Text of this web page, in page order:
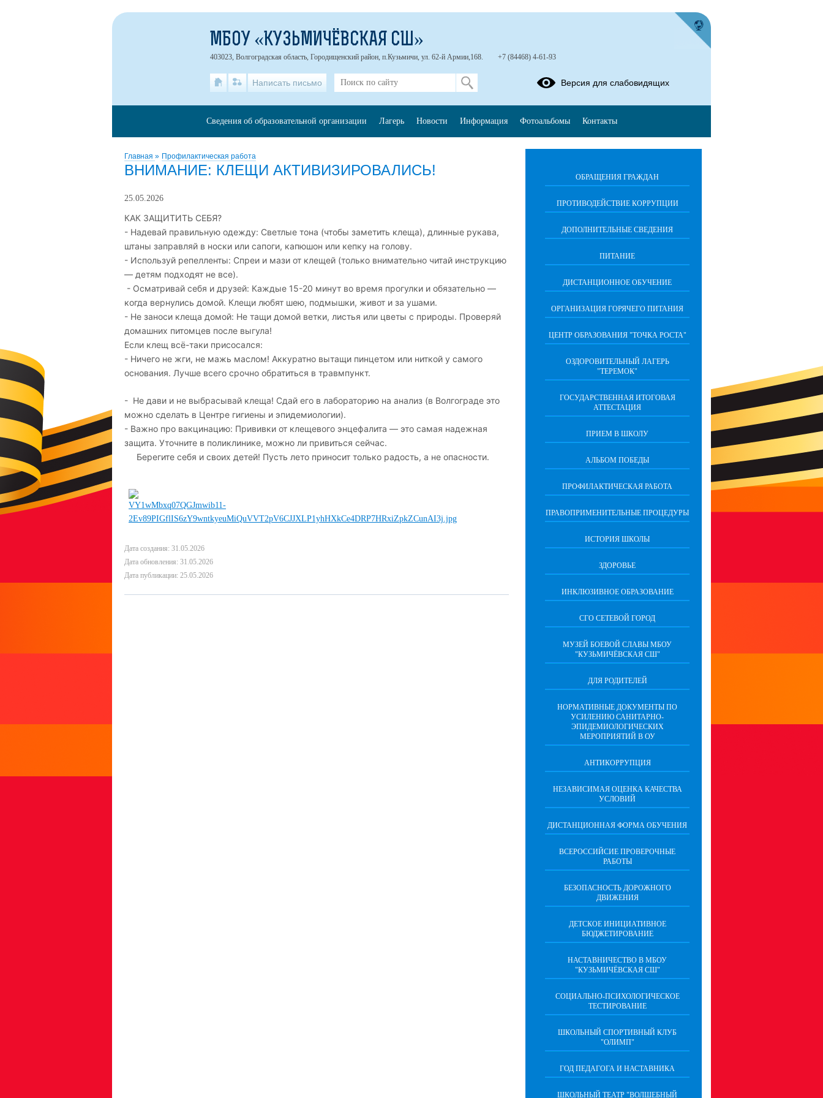
Главная » Профилактическая работа
ВНИМАНИЕ: КЛЕЩИ АКТИВИЗИРОВАЛИСЬ!
25.05.2026
КАК ЗАЩИТИТЬ СЕБЯ?
- Надевай правильную одежду: Светлые тона (чтобы заметить клеща), длинные рукава,
штаны заправляй в носки или сапоги, капюшон или кепку на голову.
- Используй репелленты: Спреи и мази от клещей (только внимательно читай инструкцию
— детям подходят не все).
- Осматривай себя и друзей: Каждые 15-20 минут во время прогулки и обязательно —
когда вернулись домой. Клещи любят шею, подмышки, живот и за ушами.
- Не заноси клеща домой: Не тащи домой ветки, листья или цветы с природы. Проверяй
домашних питомцев после выгула!
Если клещ всё-таки присосался:
- Ничего не жги, не мажь маслом! Аккуратно вытащи пинцетом или ниткой у самого
основания. Лучше всего срочно обратиться в травмпункт.
- Не дави и не выбрасывай клеща! Сдай его в лабораторию на анализ (в Волгограде это
можно сделать в Центре гигиены и эпидемиологии).
- Важно про вакцинацию: Прививки от клещевого энцефалита — это самая надежная
защита. Уточните в поликлинике, можно ли привиться сейчас.
Берегите себя и своих детей! Пусть лето приносит только радость, а не опасности.
Дата создания: 31.05.2026
Дата обновления: 31.05.2026
Дата публикации: 25.05.2026
ОБРАЩЕНИЯ ГРАЖДАН
ПРОТИВОДЕЙСТВИЕ КОРРУПЦИИ
ДОПОЛНИТЕЛЬНЫЕ СВЕДЕНИЯ
ПИТАНИЕ
ДИСТАНЦИОННОЕ ОБУЧЕНИЕ
ОРГАНИЗАЦИЯ ГОРЯЧЕГО ПИТАНИЯ
ЦЕНТР ОБРАЗОВАНИЯ "ТОЧКА РОСТА"
ОЗДОРОВИТЕЛЬНЫЙ ЛАГЕРЬ
"ТЕРЕМОК"
ГОСУДАРСТВЕННАЯ ИТОГОВАЯ
АТТЕСТАЦИЯ
ПРИЕМ В ШКОЛУ
АЛЬБОМ ПОБЕДЫ
ПРОФИЛАКТИЧЕСКАЯ РАБОТА
ПРАВОПРИМЕНИТЕЛЬНЫЕ ПРОЦЕДУРЫ
ИСТОРИЯ ШКОЛЫ
ЗДОРОВЬЕ
ИНКЛЮЗИВНОЕ ОБРАЗОВАНИЕ
СГО СЕТЕВОЙ ГОРОД
МУЗЕЙ БОЕВОЙ СЛАВЫ МБОУ
"КУЗЬМИЧЁВСКАЯ СШ"
ДЛЯ РОДИТЕЛЕЙ
НОРМАТИВНЫЕ ДОКУМЕНТЫ ПО
УСИЛЕНИЮ САНИТАРНО-
ЭПИДЕМИОЛОГИЧЕСКИХ
МЕРОПРИЯТИЙ В ОУ
АНТИКОРРУПЦИЯ
НЕЗАВИСИМАЯ ОЦЕНКА КАЧЕСТВА
УСЛОВИЙ
ДИСТАНЦИОННАЯ ФОРМА ОБУЧЕНИЯ
ВСЕРОССИЙСИЕ ПРОВЕРОЧНЫЕ
РАБОТЫ
БЕЗОПАСНОСТЬ ДОРОЖНОГО
ДВИЖЕНИЯ
ДЕТСКОЕ ИНИЦИАТИВНОЕ
БЮДЖЕТИРОВАНИЕ
НАСТАВНИЧЕСТВО В МБОУ
"КУЗЬМИЧЁВСКАЯ СШ"
СОЦИАЛЬНО-ПСИХОЛОГИЧЕСКОЕ
ТЕСТИРОВАНИЕ
ШКОЛЬНЫЙ СПОРТИВНЫЙ КЛУБ
"ОЛИМП"
ГОД ПЕДАГОГА И НАСТАВНИКА
ШКОЛЬНЫЙ ТЕАТР "ВОЛШЕБНЫЙ
МБОУ «КУЗЬМИЧЁВСКАЯ СШ»
403023, Волгоградская область, Городищенский район, п.Кузьмичи, ул. 62-й Армии,168. +7 (84468) 4-61-93
Написать письмо Версия для слабовидящих
Сведения об образовательной организации Лагерь Новости Информация Фотоальбомы Контакты